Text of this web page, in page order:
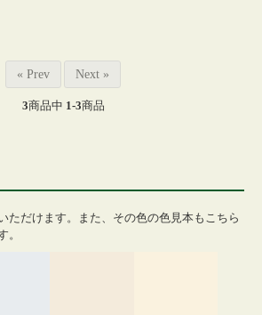
« Prev Next »
3商品中 1-3商品
ただけます。また、その色の色見本もこちら
。